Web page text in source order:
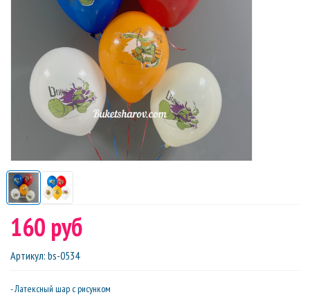
160 руб
Артикул: bs-0534
- Латексный шар с рисунком